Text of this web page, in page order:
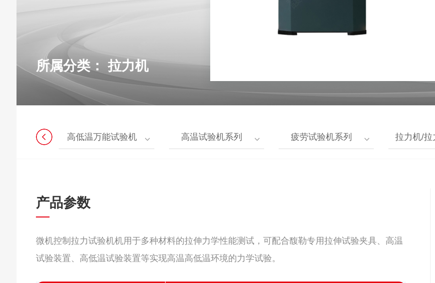
所属分类： 拉力机
高低温万能试验机 高温试验机系列 疲劳试验机系列 拉力机/拉
产品参数
微机控制拉力试验机机用于多种材料的拉伸力学性能测试，可配合馥勒专用拉伸试验夹具、高温
试验装置、高低温试验装置等实现高温高低温环境的力学试验。